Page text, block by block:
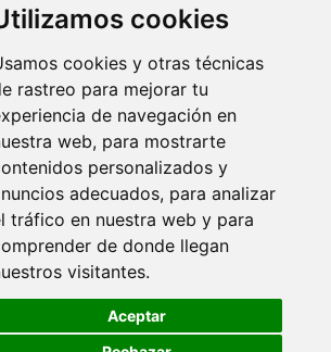
cookies
cookies y otras técnicas
rastreo para mejorar tu
de navegación en
web, para mostrarte
personalizados y
adecuados, para analizar
tráfico en nuestra web y para
de donde llegan
visitantes.
Aceptar
Foro
DE PAGO ACEPTADOS
🍪